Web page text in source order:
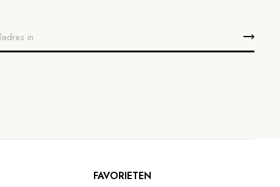
FAVORIETEN